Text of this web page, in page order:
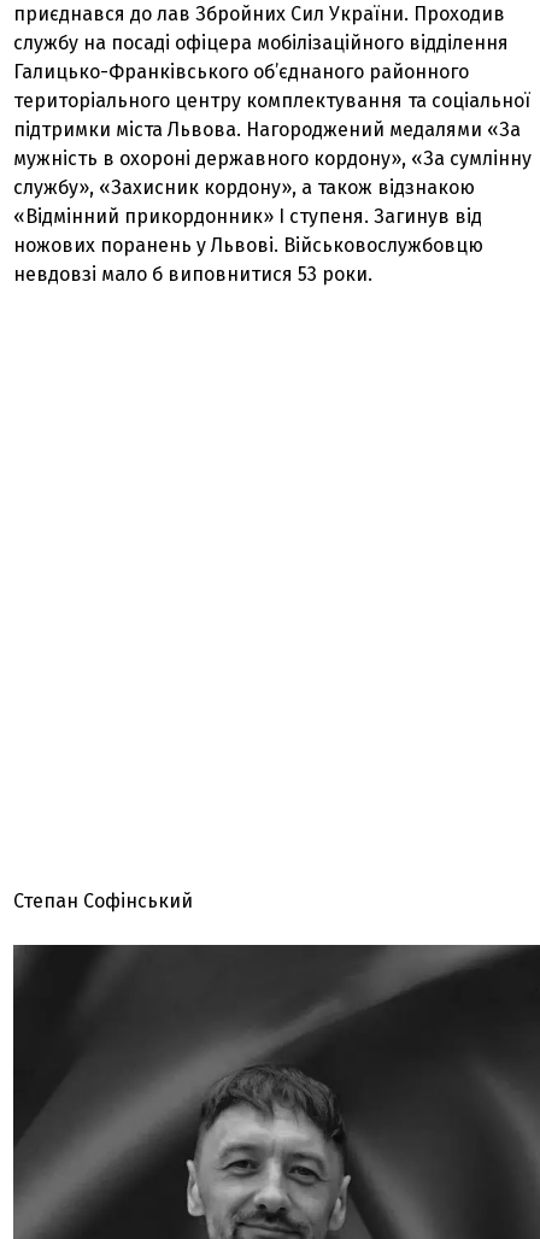
приєднався до лав Збройних Сил України. Проходив
службу на посаді офіцера мобілізаційного відділення
Галицько-Франківського об’єднаного районного
територіального центру комплектування та соціальної
підтримки міста Львова. Нагороджений медалями «За
мужність в охороні державного кордону», «За сумлінну
службу», «Захисник кордону», а також відзнакою
«Відмінний прикордонник» I ступеня. Загинув від
ножових поранень у Львові. Військовослужбовцю
невдовзі мало б виповнитися 53 роки.
Степан Софінський